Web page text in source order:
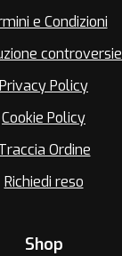
e Condizioni
controversie
Privacy Policy
Cookie Policy
Ordine
Richiedi reso
Shop